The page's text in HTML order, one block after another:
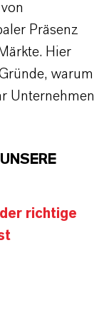
Präsenz
Hier
warum
Unternehmen
richtige